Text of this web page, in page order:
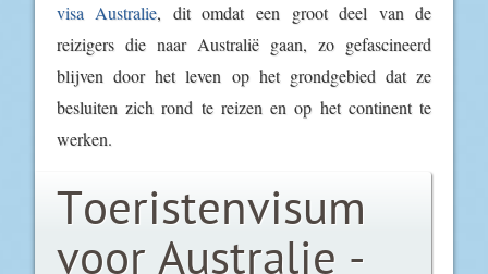
visa Australie, dit omdat een groot deel van de
reizigers die naar Australië gaan, zo gefascineerd
blijven door het leven op het grondgebied dat ze
besluiten zich rond te reizen en op het continent te
werken.
Toeristenvisum
voor Australie -